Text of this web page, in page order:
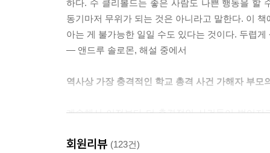
하다. 수 클리볼드는 좋은 사람도 나쁜 행동을 할
동기마저 무위가 되는 것은 아니라고 말한다. 이
아는 게 불가능한 일일 수도 있다는 것이다. 두렵
― 앤드루 솔로몬, 해설 중에서
역사상 가장 충격적인 학교 총격 사건 가해자 부모
계속해서 이전보다 더 충격적인 사건들이 벌어
총기를 난사해 같은 학교 학생과 교사 13명을
회원리뷰 (123건)